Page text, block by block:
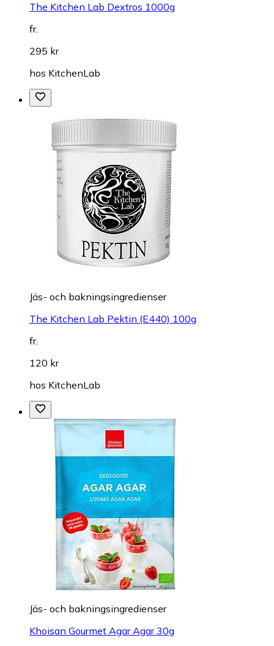
The Kitchen Lab Dextros 1000g
fr.
295 kr
hos KitchenLab
Jäs- och bakningsingredienser
The Kitchen Lab Pektin (E440) 100g
fr.
120 kr
hos KitchenLab
Jäs- och bakningsingredienser
Khoisan Gourmet Agar Agar 30g